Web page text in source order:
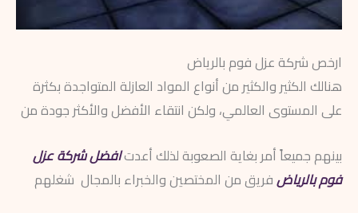
ارخص شركة عزل فوم بالرياض
هنالك الكثير والكثير من أنواع المواد العازلة المتواجدة بكثرة
على المستوى العالمي، ولكن انتقاء الأفضل والأكثر جودة من
بينهم جميعاً أمر بغاية الصعوبة لذلك أعدتافضل شركة عزل
فوم بالرياضفريق من المختصين والخبراء بالمجال شغلهم